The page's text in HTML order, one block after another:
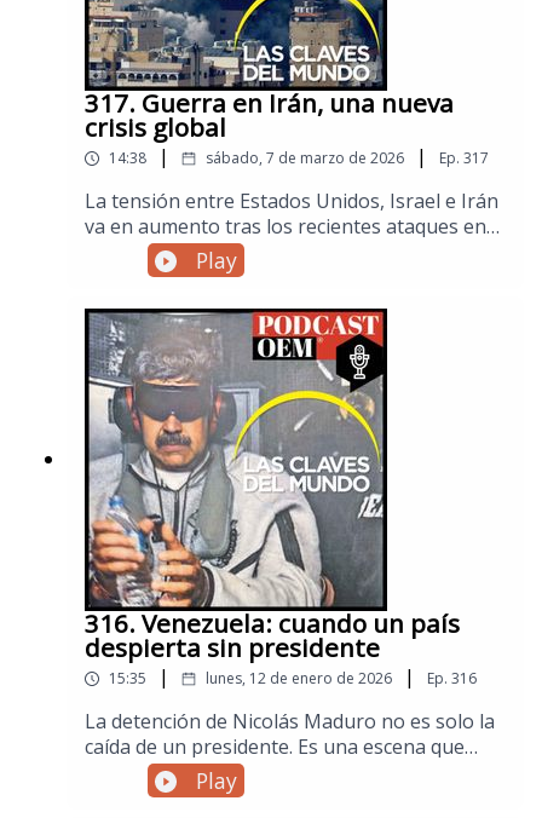
317. Guerra en Irán, una nueva
crisis global
14:38 | sábado, 7 de marzo de 2026 | Ep. 317
La tensión entre Estados Unidos, Israel e Irán
va en aumento tras los recientes ataques en
territorio ​iraní y la muerte del líder supremo ​
Alí Jamenei. En este episodio especial ​
explicamos el contexto histórico del conflicto,
los intereses estratégicos en Medio Oriente y
el papel de las potencias internacionales​ para
entender por qué esta crisis puede tener
consecuencias globales.Visita la sección
de Mundo de El Sol de México para no
perderte las noticias internacionales.
Play
316. Venezuela: cuando un país
despierta sin presidente
15:35 | lunes, 12 de enero de 2026 | Ep. 316
La detención de Nicolás Maduro no es solo la
caída de un presidente. Es una escena que
rompe una regla no escrita del sistema
internacional: los jefes de Estado no se
Play